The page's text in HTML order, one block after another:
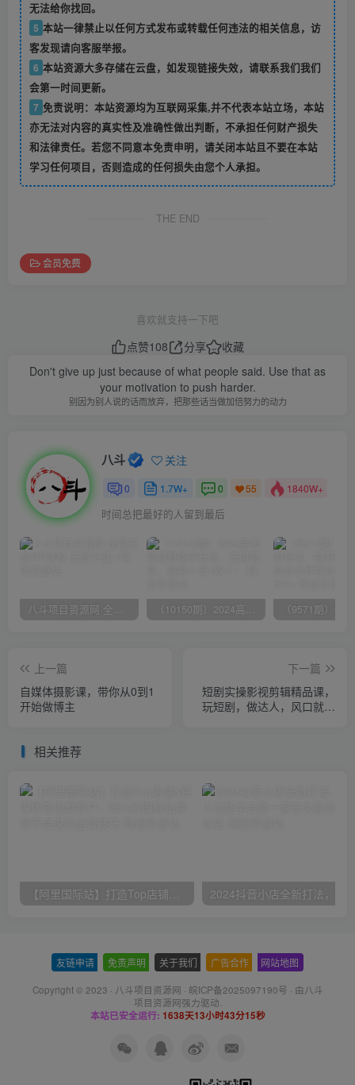
无法给你找回。
5 本站一律禁止以任何方式发布或转载任何违法的相关信息，访
客发现请向客服举报。
6 本站资源大多存储在云盘，如发现链接失效，请联系我们我们
会第一时间更新。
7 免责说明：本站资源均为互联网采集,并不代表本站立场，本站
亦无法对内容的真实性及准确性做出判断，不承担任何财产损失
和法律责任。若您不同意本免责申明，请关闭本站且不要在本站
学习任何项目，否则造成的任何损失由您个人承担。
THE END
会员免费
喜欢就支持一下吧
点赞108 分享
收藏
Don't give up just because of what people said. Use that as
your motivation to push harder.
别因为别人说的话而放弃，把那些话当做加倍努力的动力
八斗 关注
0 1.7W+ 0 55 1840W+
时间总把最好的人留到最后
八斗项目资源网 全网正品VIP课程 无损下载~ （10150期）2024高考项目野路子玩法，无限裂变，最高一天1W＋！
上一篇
自媒体摄影课，带你从0到1
开始做博主
下一篇
短剧实操影视剪辑精品课，
玩短剧，做达人，风口就现
相关推荐
【阿里国际站】打造Top店铺&获得优质询盘客户，​95%的国际站讲师不会说的运营技巧
友链申请 免责声明 关于我们 广告合作 网站地图
Copyright © 2023 · 八斗项目资源网 · 皖ICP备2025097190号 · 由八斗
项目资源网强力驱动.
本站已安全运行: 1638天13小时43分15秒